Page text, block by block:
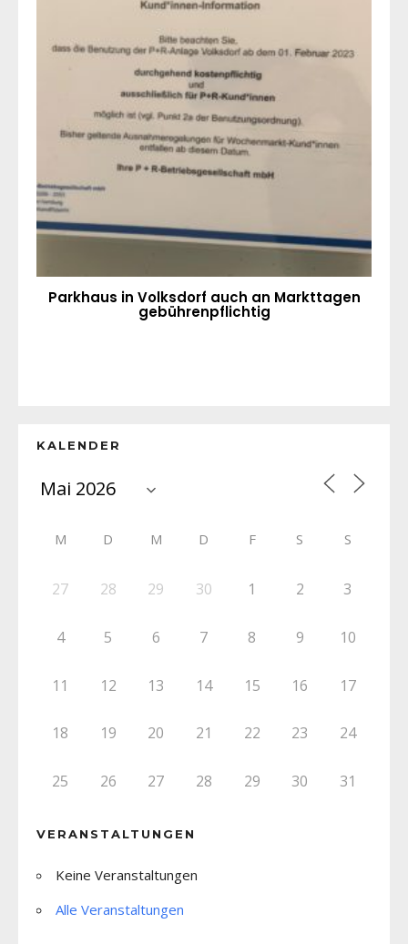
Parkhaus in Volksdorf auch an Markttagen
gebührenpflichtig
KALENDER
M D M D F S S
27 28 29 30 1 2 3
4 5 6 7 8 9 10
11 12 13 14 15 16 17
18 19 20 21 22 23 24
25 26 27 28 29 30 31
VERANSTALTUNGEN
Keine Veranstaltungen
Alle Veranstaltungen